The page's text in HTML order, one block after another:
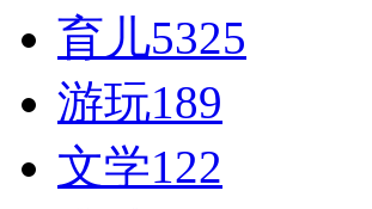
育儿5325
游玩189
文学122